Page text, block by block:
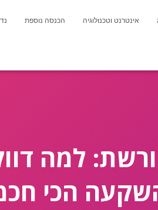
אינטרנט וטכנולוגיה הכנסה נוספת
למה
הכי